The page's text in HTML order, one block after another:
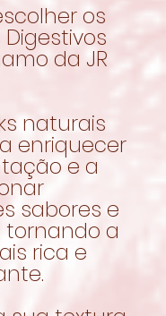
os
Digestivos
da JR
naturais
enriquecer
e a
sabores e
tornando a
rica e